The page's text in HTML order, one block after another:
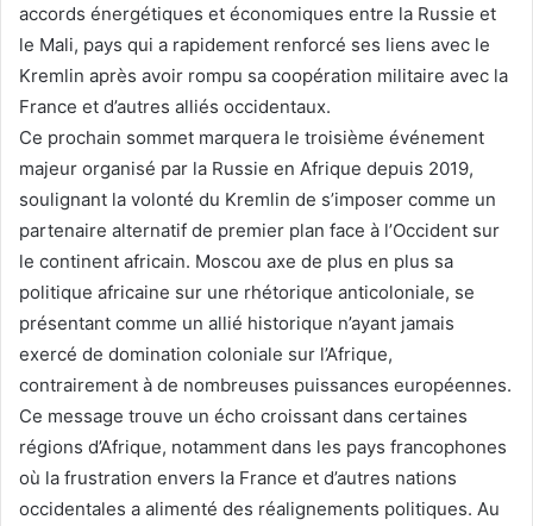
accords énergétiques et économiques entre la Russie et
le Mali, pays qui a rapidement renforcé ses liens avec le
Kremlin après avoir rompu sa coopération militaire avec la
France et d’autres alliés occidentaux.
Ce prochain sommet marquera le troisième événement
majeur organisé par la Russie en Afrique depuis 2019,
soulignant la volonté du Kremlin de s’imposer comme un
partenaire alternatif de premier plan face à l’Occident sur
le continent africain. Moscou axe de plus en plus sa
politique africaine sur une rhétorique anticoloniale, se
présentant comme un allié historique n’ayant jamais
exercé de domination coloniale sur l’Afrique,
contrairement à de nombreuses puissances européennes.
Ce message trouve un écho croissant dans certaines
régions d’Afrique, notamment dans les pays francophones
où la frustration envers la France et d’autres nations
occidentales a alimenté des réalignements politiques. Au